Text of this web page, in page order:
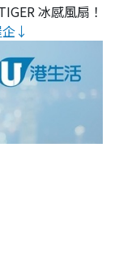
冰感風扇！
企↓